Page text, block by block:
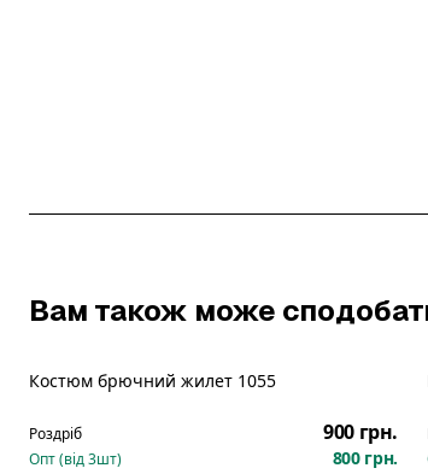
Вам також може
Новинка
Костюм брючний жилет 1055
Роздріб 900 грн.
Опт (від3шт) 800 грн.